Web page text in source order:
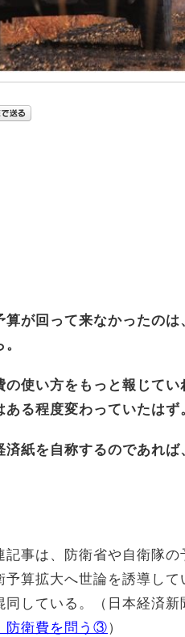
算が回って来なかったの
の使い方をもっと報じて
る程度変わっていたはず
済紙を自称するのであれ
記事は、防衛省や自衛隊
予算拡大へ世論を誘導し
している。（日本経済新
防衛費を問う③）